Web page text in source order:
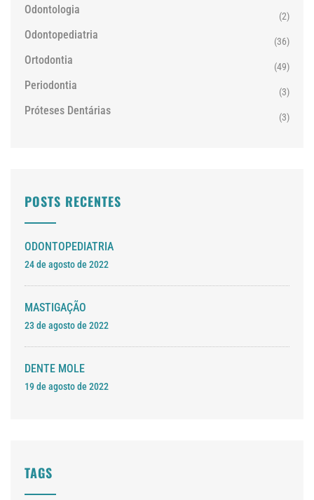
Odontologia (2)
Odontopediatria (36)
Ortodontia (49)
Periodontia (3)
Próteses Dentárias (3)
POSTS RECENTES
ODONTOPEDIATRIA
24 de agosto de 2022
MASTIGAÇÃO
23 de agosto de 2022
DENTE MOLE
19 de agosto de 2022
TAGS